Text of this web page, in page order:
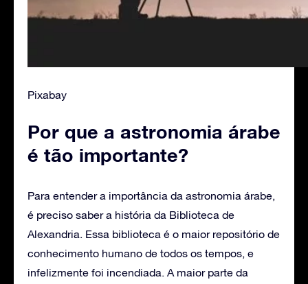
Pixabay
Por que a astronomia árabe
é tão importante?
Para entender a importância da astronomia árabe,
é preciso saber a história da Biblioteca de
Alexandria. Essa biblioteca é o maior repositório de
conhecimento humano de todos os tempos, e
infelizmente foi incendiada. A maior parte da